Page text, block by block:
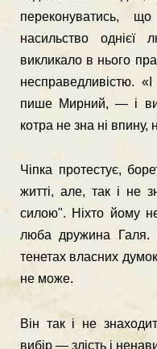
переконуватись,
насильство
виклика­ло в нього
несправедливістю.
пише Мирний, — і
котра не зна ні впину,
Чіпка протестує,
житті, але, так і не
силою". Ніхто йому
люба дружина Галя.
тенетах власних
не може.
Він так і не
вибір — злість і